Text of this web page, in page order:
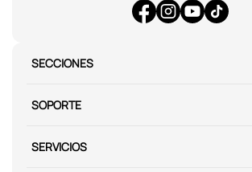
SECCIONES
SOPORTE
SERVICIOS